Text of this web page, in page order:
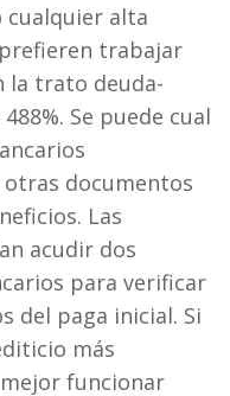
cualquier alta
trabajar
la trato deuda-
Se puede cual
documentos
Las
acudir dos
para verificar
del paga inicial. Si
más
funcionar